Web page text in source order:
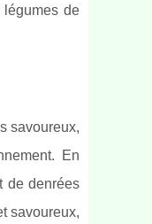
de
savoureux,
En
de denrées
savoureux,